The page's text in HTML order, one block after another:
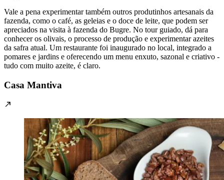
Vale a pena experimentar também outros produtinhos artesanais da
fazenda, como o café, as geleias e o doce de leite, que podem ser
apreciados na visita à fazenda do Bugre. No tour guiado, dá para
conhecer os olivais, o processo de produção e experimentar azeites
da safra atual. Um restaurante foi inaugurado no local, integrado a
pomares e jardins e oferecendo um menu enxuto, sazonal e criativo -
tudo com muito azeite, é claro.
Casa Mantiva